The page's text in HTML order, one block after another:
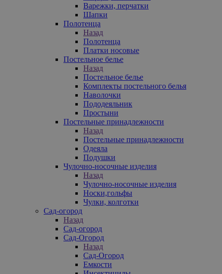
Варежки, перчатки
Шапки
Полотенца
Назад
Полотенца
Платки носовые
Постельное белье
Назад
Постельное белье
Комплекты постельного белья
Наволочки
Пододеяльник
Простыни
Постельные принадлежности
Назад
Постельные принадлежности
Одеяла
Подушки
Чулочно-носочные изделия
Назад
Чулочно-носочные изделия
Носки,гольфы
Чулки, колготки
Сад-огород
Назад
Сад-огород
Сад-Огород
Назад
Сад-Огород
Емкости